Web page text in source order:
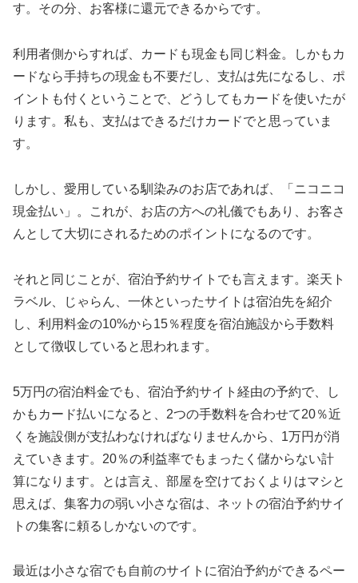
す。その分、お客様に還元できるからです。
利用者側からすれば、カードも現金も同じ料金。しかもカ
ードなら手持ちの現金も不要だし、支払は先になるし、ポ
イントも付くということで、どうしてもカードを使いたが
ります。私も、支払はできるだけカードでと思っていま
す。
しかし、愛用している馴染みのお店であれば、「ニコニコ
現金払い」。これが、お店の方への礼儀でもあり、お客さ
んとして大切にされるためのポイントになるのです。
それと同じことが、宿泊予約サイトでも言えます。楽天ト
ラベル、じゃらん、一休といったサイトは宿泊先を紹介
し、利用料金の10%から15％程度を宿泊施設から手数料
として徴収していると思われます。
5万円の宿泊料金でも、宿泊予約サイト経由の予約で、し
かもカード払いになると、2つの手数料を合わせて20％近
くを施設側が支払わなければなりませんから、1万円が消
えていきます。20％の利益率でもまったく儲からない計
算になります。とは言え、部屋を空けておくよりはマシと
思えば、集客力の弱い小さな宿は、ネットの宿泊予約サイ
トの集客に頼るしかないのです。
最近は小さな宿でも自前のサイトに宿泊予約ができるペー